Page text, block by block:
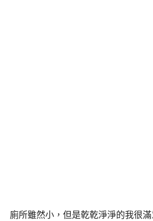
廁所雖然小，但是乾乾淨淨的我很